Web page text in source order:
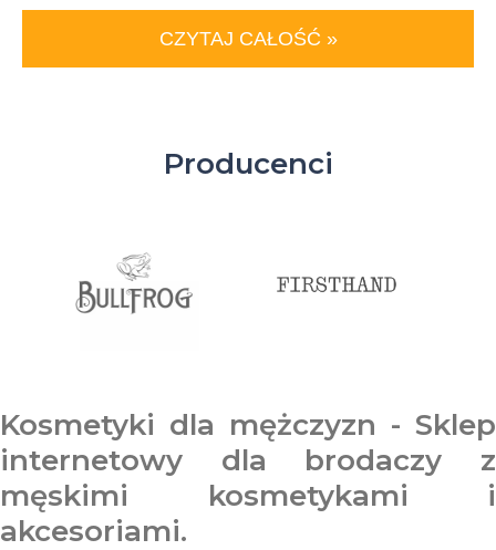
CZYTAJ CAŁOŚĆ »
Producenci
Kosmetyki dla mężczyzn - Sklep
internetowy dla brodaczy z
męskimi kosmetykami i
akcesoriami.